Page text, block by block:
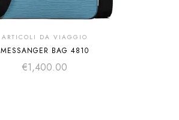
ARTICOLI DA VIAGGIO
MESSANGER BAG 4810
€1,400.00